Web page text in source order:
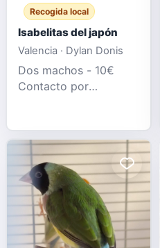
Recogida local
Isabelitas del japón
Valencia · Dylan Donis
Dos machos - 10€
Contacto por